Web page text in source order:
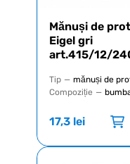
Mănuși de
Eigel gri
art.415/12/
Tip — mănuși de
Compoziție —
17,3 lei